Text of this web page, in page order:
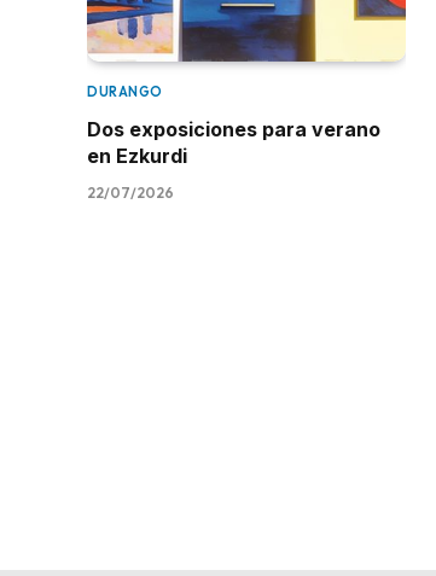
DURANGO
Dos exposiciones para verano
en Ezkurdi
22/07/2026